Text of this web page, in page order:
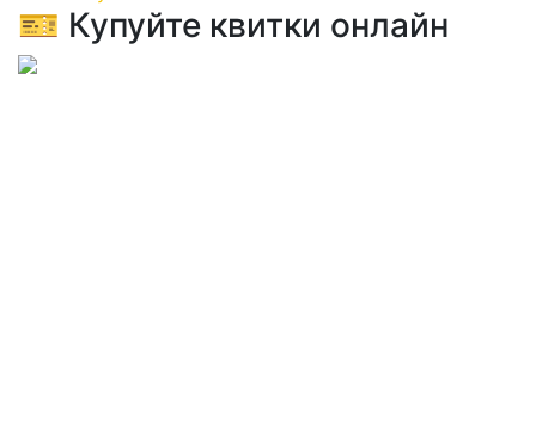
🎫 Купуйте квитки онлайн